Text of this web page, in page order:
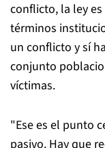
conflicto, la ley
términos
un conflicto y sí
conjunto
víctimas.
"Ese es el punto
pasivo. Hay que